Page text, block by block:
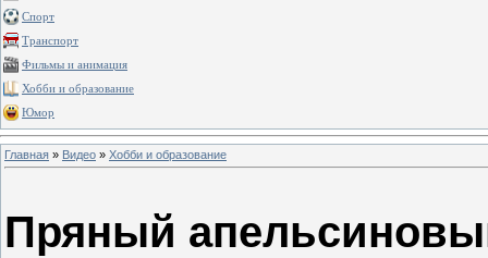
Спорт
Транспорт
Фильмы и анимация
Хобби и образование
Юмор
Главная » Видео » Хобби и образование
Пряный